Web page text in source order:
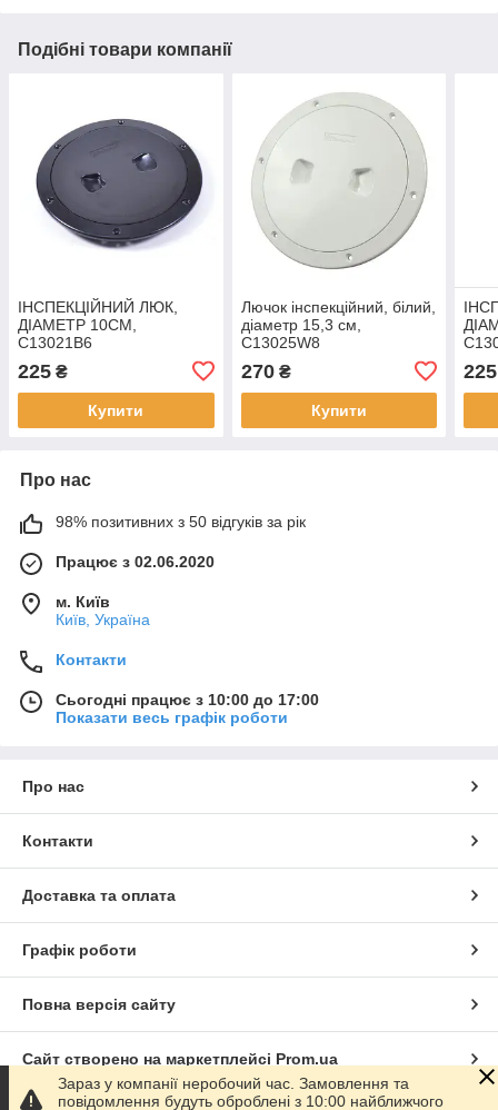
Подібні товари компанії
ІНСПЕКЦІЙНИЙ ЛЮК,
ДІАМЕТР 10СМ,
C13021B6
225 ₴
Купити
Лючок інспекційний, білий,
діаметр 15,3 см,
C13025W8
270₴
Купити
225
Про нас
98% позитивних з 50 відгуків за рік
Працює з 02.06.2020
м. Київ
Київ, Україна
Контакти
Сьогодні працює з 10:00 до 17:00
Показати весь графік роботи
Про нас
Контакти
Доставка та оплата
Графік роботи
Повна версія сайту
Сайт створено на маркетплейсі Prom.ua
Зараз у компанії неробочий час. Замовлення та
повідомлення будуть оброблені з 10:00 найближчого